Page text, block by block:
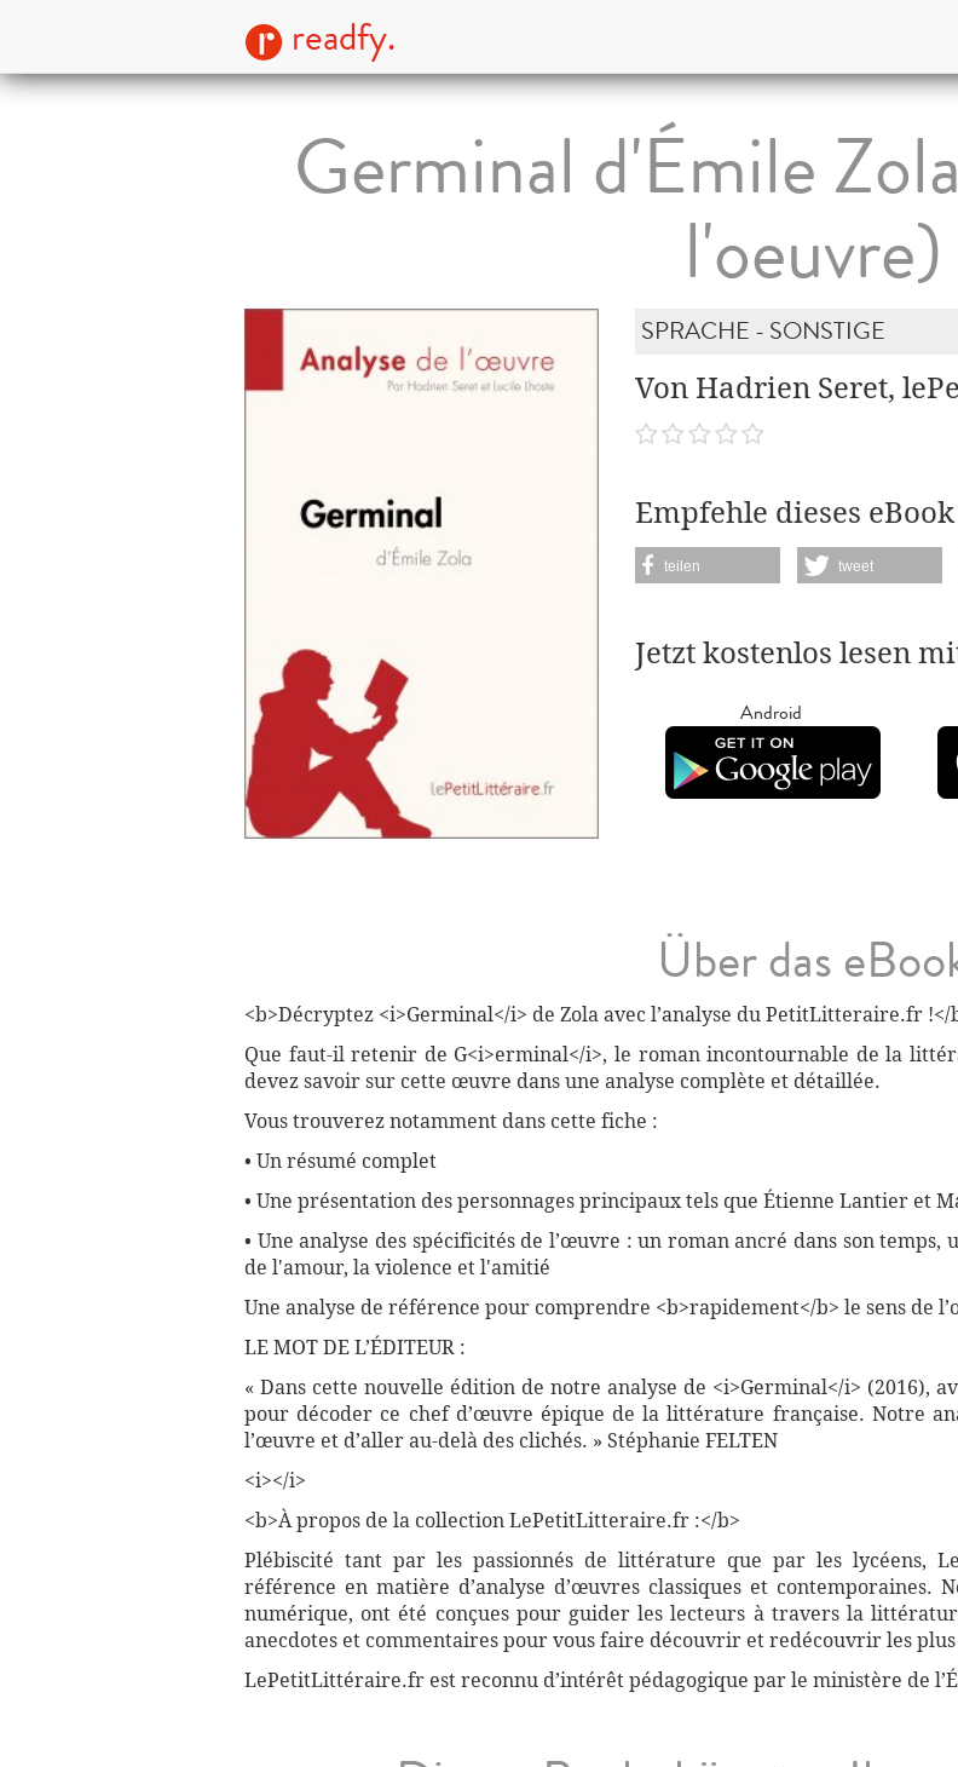
readfy.
Germinal d'Émile
l'oeuvre)
SPRACHE - SONSTIGE
Von Hadrien Seret,
Empfehle dieses
teilen tweet
Jetzt kostenlos lesen
Android
Über das
<b>Décryptez <i>Germinal</i> de Zola avec l’analyse du PetitLitteraire.fr !</
Que faut-il retenir de G<i>erminal</i>, le roman incontournable de la
devez savoir sur cette œuvre dans une analyse complète et détaillée.
Vous trouverez notamment dans cette fiche :
• Un résumé complet
• Une présentation des personnages principaux tels que Étienne Lantier et
• Une analyse des spécificités de l’œuvre : un roman ancré dans son
de l'amour, la violence et l'amitié
Une analyse de référence pour comprendre <b>rapidement</b> le sens de
LE MOT DE L’ÉDITEUR :
« Dans cette nouvelle édition de notre analyse de <i>Germinal</i> (2016),
pour décoder ce chef d’œuvre épique de la littérature française. Notre
l’œuvre et d’aller au-delà des clichés. » Stéphanie FELTEN
<i></i>
<b>À propos de la collection LePetitLitteraire.fr :</b>
Plébiscité tant par les passionnés de littérature que par les lycéens,
référence en matière d’analyse d’œuvres classiques et contemporaines.
numérique, ont été conçues pour guider les lecteurs à travers la
anecdotes et commentaires pour vous faire découvrir et redécouvrir les
LePetitLittéraire.fr est reconnu d’intérêt pédagogique par le ministère de